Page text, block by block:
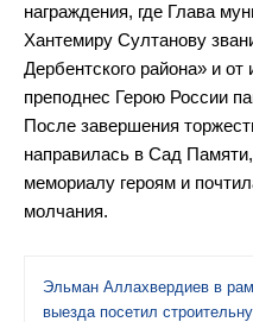
награждения, где Глава
Хантемиру Султанову
Дербентского района» и
преподнес Герою России
После завершения
направилась в Сад
мемориалу героям и
молчания.
Эльман Аллахвердиев в
выезда посетил